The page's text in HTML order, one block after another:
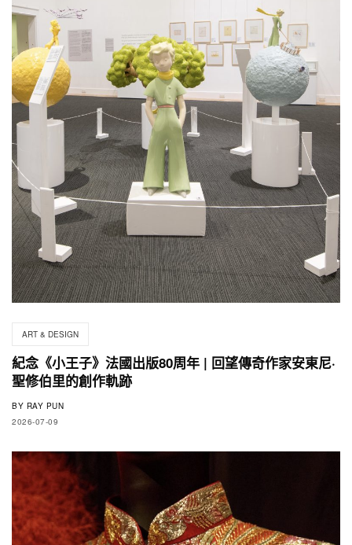
ART & DESIGN
紀念《小王子》法國出版80周年 | 回望傳奇作家安東尼·
聖修伯里的創作軌跡
BY RAY PUN
2026-07-09